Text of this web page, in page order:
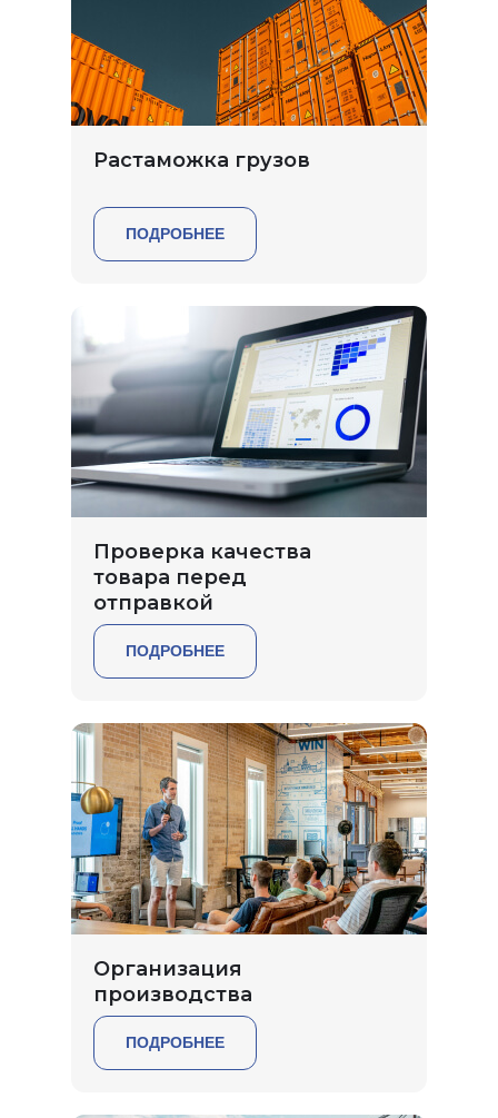
Растаможка грузов
ПОДРОБНЕЕ
Организация
производства
ПОДРОБНЕЕ
Проверка качества
товара перед
отправкой
ПОДРОБНЕЕ